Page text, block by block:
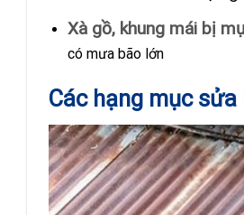
Xà gồ, khung mái bị
có mưa bão lớn
Các hạng mục